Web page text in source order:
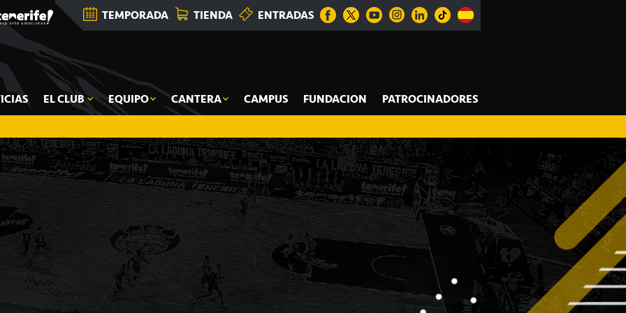
TEMPORADA TIENDA ENTRADAS
EL CLUB EQUIPO CANTERA CAMPUS FUNDACION PATROCINADORES